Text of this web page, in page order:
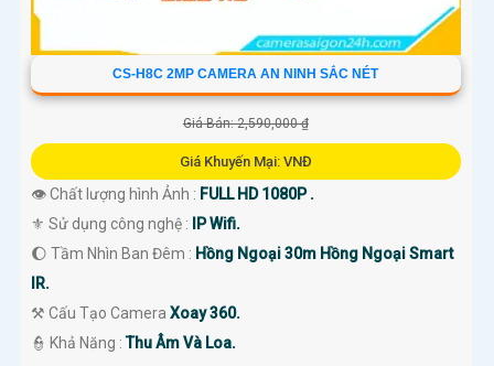
CS-H8C 2MP CAMERA AN NINH SẮC NÉT
Giá Bán: 2,590,000 ₫
Giá Khuyến Mại: VNĐ
👁 Chất lượng hình Ảnh : FULL HD 1080P .
⚜️ Sử dụng công nghệ :
IP Wifi.
🌔 Tầm Nhìn Ban Đêm : Hồng Ngoại 30m Hồng Ngoại Smart
IR.
⚒ Cấu Tạo Camera Xoay 360.
️👮 Khả Năng :Thu Âm Và Loa.